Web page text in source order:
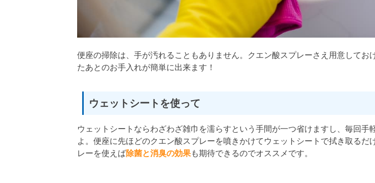
便座の掃除は、手が汚れることもありません。クエン酸スプレーさえ用意してお
たあとのお手入れが簡単に出来ます！
ウェットシートを使って
ウェットシートならわざわざ雑巾を濡らすという手間が一つ省けますし、毎回手
よ。便座に先ほどのクエン酸スプレーを噴きかけてウェットシートで拭き取るだ
レーを使えば除菌と消臭の効果も期待できるのでオススメです。